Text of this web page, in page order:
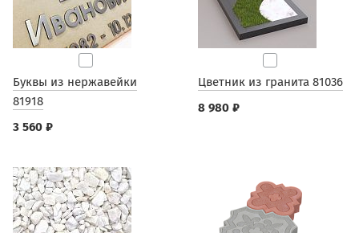
Буквы из нержавейки
81918
3 560 ₽
Цветник из гранита 81036
8 980 ₽